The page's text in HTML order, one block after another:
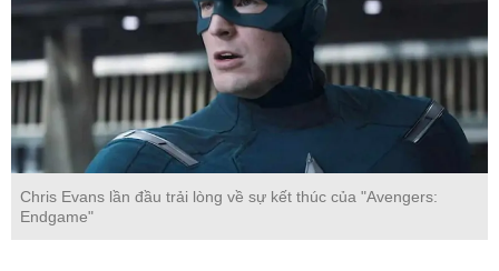
Chris Evans lần đầu trải lòng về sự kết thúc của "Avengers:
Endgame"